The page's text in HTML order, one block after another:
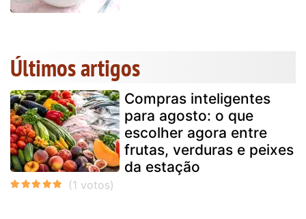
Últimos artigos
Compras inteligentes
para agosto: o que
escolher agora entre
frutas, verduras e peixes
da estação